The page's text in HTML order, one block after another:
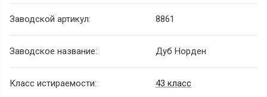
Заводской артикул: 8861
Заводское название: Дуб Норден
Класс истираемости: 43 класс